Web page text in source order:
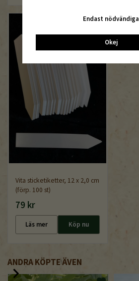
Vita sticketiketter, 12 x 2,0 cm
(förp. 100 st)
79 kr
Läs mer Köp nu
ANDRA KÖPTE ÄVEN
Endast nödvändiga
Okej